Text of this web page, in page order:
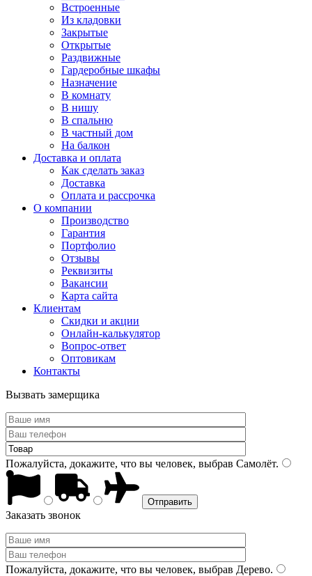
Встроенные
Из кладовки
Закрытые
Открытые
Раздвижные
Гардеробные шкафы
Назначение
В комнату
В нишу
В спальню
В частный дом
На балкон
Доставка и оплата
Как сделать заказ
Доставка
Оплата и рассрочка
О компании
Производство
Гарантия
Портфолио
Отзывы
Реквизиты
Вакансии
Карта сайта
Клиентам
Скидки и акции
Онлайн-калькулятор
Вопрос-ответ
Оптовикам
Контакты
Вызвать замерщика
Пожалуйста, докажите, что вы человек, выбрав Самолёт.
Заказать звонок
Пожалуйста, докажите, что вы человек, выбрав Дерево.